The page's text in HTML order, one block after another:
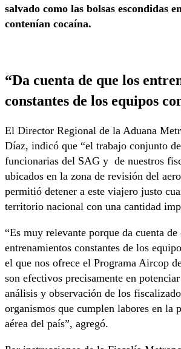
salvado como las bolsas escondidas
contenían cocaína.
“Da cuenta de que los
constantes de los equipos
El Director Regional de la Aduana
Díaz, indicó que “el trabajo conjunto
funcionarias del SAG y de nuestros
ubicados en la zona de revisión del
permitió detener a este viajero justo
territorio nacional con una cantidad
“Es muy relevante porque da cuenta de
entrenamientos constantes de los
el que nos ofrece el Programa Aircop
son efectivos precisamente en
análisis y observación de los
organismos que cumplen labores en la
aérea del país”, agregó.